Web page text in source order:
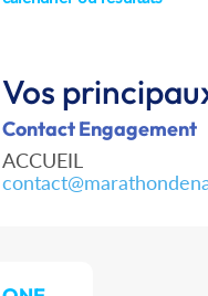
Vos
Contact Engagement
ACCUEIL